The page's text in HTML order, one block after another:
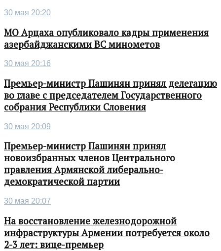
30 мая 20:20
МО Арцаха опубликовало кадры применения
азербайджанскими ВС минометов
30 мая 20:16
Премьер-министр Пашинян принял делегацию
во главе с председателем Государственного
собрания Республики Словения
30 мая 20:09
Премьер-министр Пашинян принял
новоизбранных членов Центрального
правления Армянской либерально-
демократической партии
30 мая 20:07
На восстановление железнодорожной
инфраструктуры Армении потребуется около
2-3 лет: вице-премьер